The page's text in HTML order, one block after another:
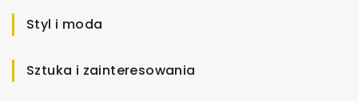
Styl i moda
Sztuka i zainteresowania